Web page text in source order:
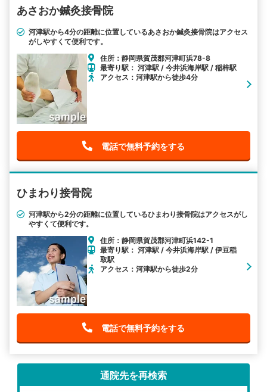
その他の検索方法
駅から探す 院名から探す
あさおか鍼灸接骨院
河津駅から4分の距離に位置しているあさおか鍼灸接骨院はアクセス
がしやすくて便利です。
住所：静岡県賀茂郡河津町浜78-8
最寄り駅： 河津駅 / 今井浜海岸駅 / 稲梓駅
アクセス：河津駅から徒歩4分
電話で無料予約をする
ひまわり接骨院
河津駅から2分の距離に位置しているひまわり接骨院はアクセスがし
やすくて便利です。
住所：静岡県賀茂郡河津町浜142-1
最寄り駅： 河津駅 / 今井浜海岸駅 / 伊豆稲
取駅
アクセス：河津駅から徒歩2分
電話で無料予約をする
通院先を再検索